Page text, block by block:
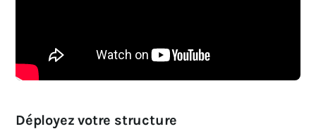
Déployez votre structure